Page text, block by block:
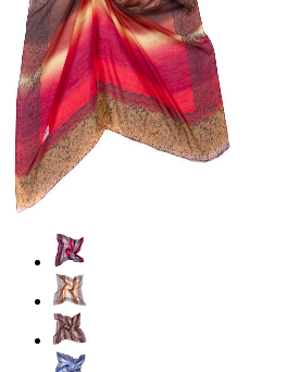
Оптом
Цвет:Красный